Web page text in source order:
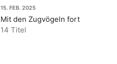
15. FEB. 2025
Mit den Zugvögeln fort
14 Titel